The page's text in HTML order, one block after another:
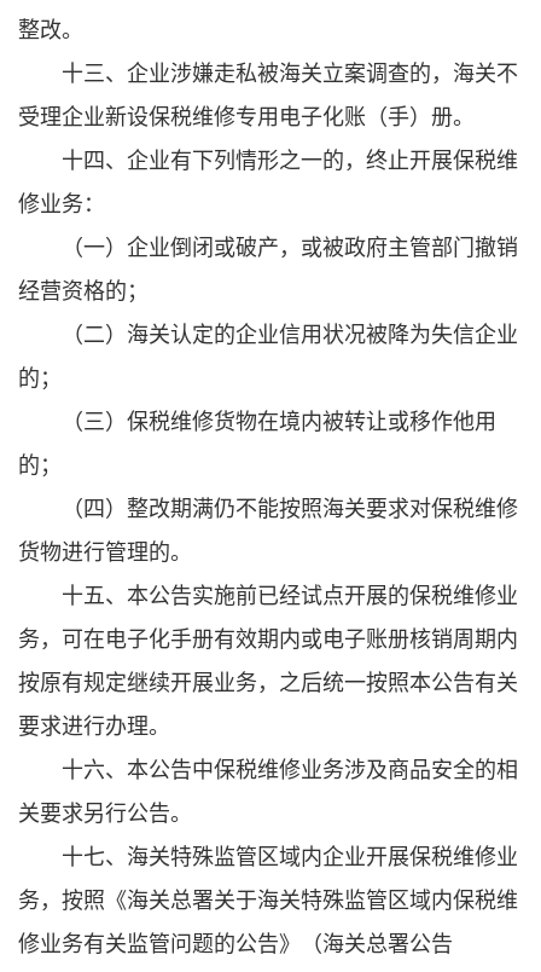
整改。
十三、企业涉嫌走私被海关立案调查的，海关不
受理企业新设保税维修专用电子化账（手）册。
十四、企业有下列情形之一的，终止开展保税维
修业务：
（一）企业倒闭或破产，或被政府主管部门撤销
经营资格的；
（二）海关认定的企业信用状况被降为失信企业
的；
（三）保税维修货物在境内被转让或移作他用
的；
（四）整改期满仍不能按照海关要求对保税维修
货物进行管理的。
十五、本公告实施前已经试点开展的保税维修业
务，可在电子化手册有效期内或电子账册核销周期内
按原有规定继续开展业务，之后统一按照本公告有关
要求进行办理。
十六、本公告中保税维修业务涉及商品安全的相
关要求另行公告。
十七、海关特殊监管区域内企业开展保税维修业
务，按照《海关总署关于海关特殊监管区域内保税维
修业务有关监管问题的公告》（海关总署公告